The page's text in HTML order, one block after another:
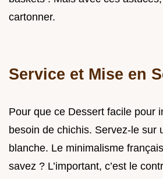
cartonner.
Service et Mise en
Pour que ce Dessert facile pour
besoin de chichis. Servez-le sur
blanche. Le minimalisme
savez ? L’important, c’est le